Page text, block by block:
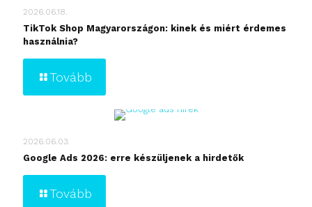
2026.06.18.
TikTok Shop Magyarországon: kinek és miért érdemes
használnia?
Tovább
2026.06.03.
Google Ads 2026: erre készüljenek a hirdetők
Tovább